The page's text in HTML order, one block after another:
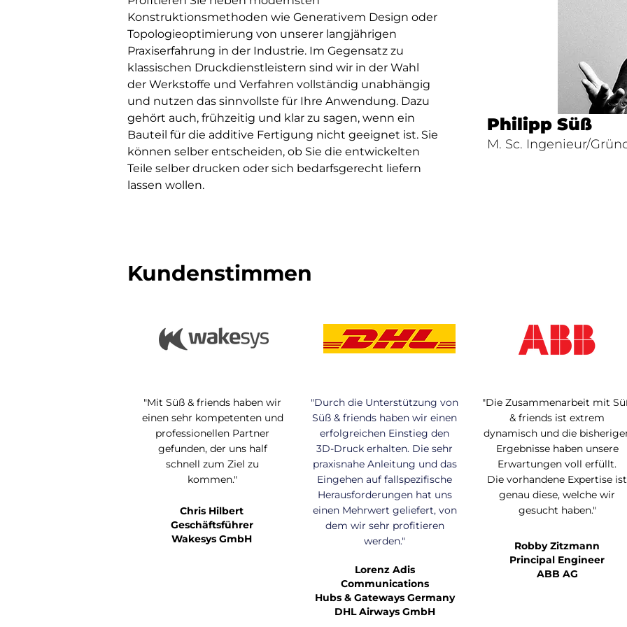
Konstruktionsmethoden wie Generativem Design oder
Topologieoptimierung von unserer langjährigen
Praxiserfahrung in der Industrie. Im Gegensatz zu
klassischen Druckdienstleistern sind wir in der Wahl
der Werkstoffe und Verfahren vollständig unabhängig
und nutzen das sinnvollste für Ihre Anwendung. Dazu
gehört auch, frühzeitig und klar zu sagen, wenn ein
Bauteil für die additive Fertigung nicht geeignet ist. Sie
können selber entscheiden, ob Sie die entwickelten
Teile selber drucken oder sich bedarfsgerecht liefern
lassen wollen.
Philipp Süß
M. Sc. Ingenieur/
Kundenstimmen
"Mit Süß & friends haben wir
einen sehr kompetenten und
professionellen Partner
gefunden, der uns half
schnell zum Ziel zu
kommen."
Chris Hilbert
Geschäftsführer
Wakesys GmbH
"Durch die Unterstützung von
Süß & friends haben wir einen
erfolgreichen Einstieg den
3D-Druck erhalten. Die sehr
praxisnahe Anleitung und das
Eingehen auf fallspezifische
Herausforderungen hat uns
einen Mehrwert geliefert, von
dem wir sehr profitieren
werden."
Lorenz Adis
Communications
Hubs & Gateways Germany
DHL Airways GmbH
"Die Zusammenarbeit mit
& friends ist extrem
dynamisch und die
Ergebnisse haben unsere
Erwartungen voll erfüllt.
Die vorhandene Expertise ist
genau diese, welche wir
gesucht haben."
Robby Zitzmann
Principal Engineer
ABB AG